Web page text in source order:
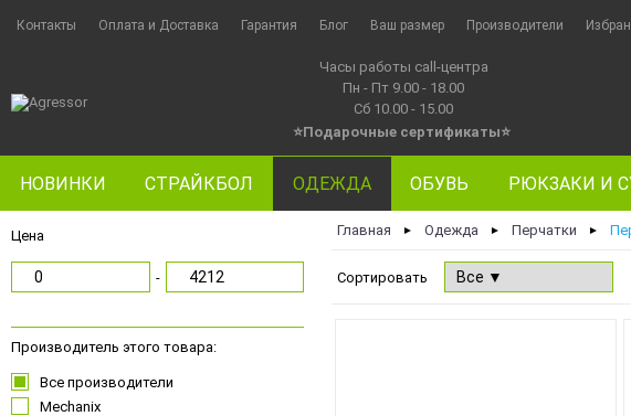
Контакты Оплата и Доставка Гарантия Блог Ваш размер Производители
Часы работы call-центра
Пн - Пт 9.00 - 18.00
Сб 10.00 - 15.00
⭐Подарочные сертификаты⭐
НОВИНКИ СТРАЙКБОЛ ОДЕЖДА ОБУВЬ РЮКЗАКИ И
Цена
-
Производитель этого товара:
Все производители
Mechanix
Главная ► Одежда ► Перчатки ►
Сортировать